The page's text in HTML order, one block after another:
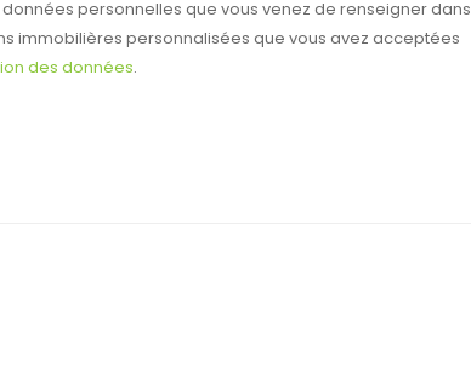
personnelles que vous venez de renseigner dans
immobilières personnalisées que vous avez acceptées
des données.